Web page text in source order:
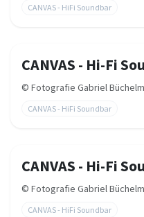
CANVAS - HiFi Soundbar
CANVAS - Hi-Fi
© Fotografie Gabriel
CANVAS - HiFi Soundbar
CANVAS - Hi-Fi
© Fotografie Gabriel
CANVAS - HiFi Soundbar